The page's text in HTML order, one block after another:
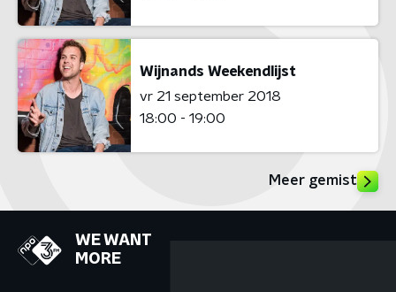
Wijnands Weekendlijst
vr 21 september 2018
18:00 - 19:00
Meer gemist
WE WANT
MORE